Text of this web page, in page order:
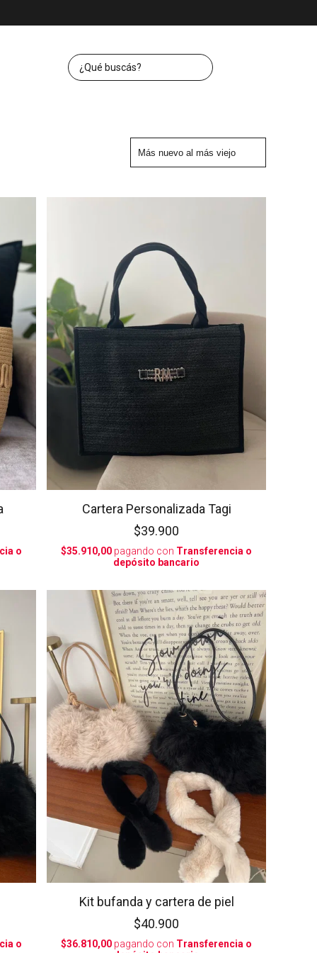
o
Cartera Personalizada Tagi
$39.900
$35.910,00 pagando con Transferencia o
depósito bancario
o
Kit bufanda y cartera de piel
$40.900
$36.810,00 pagando con Transferencia o